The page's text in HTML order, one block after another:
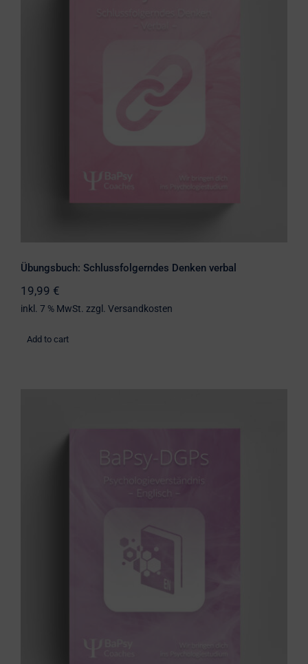
Übungsbuch: Schlussfolgerndes Denken verbal
19,99 €
inkl. 7 % MwSt. zzgl. Versandkosten
Add to cart
(englisch)